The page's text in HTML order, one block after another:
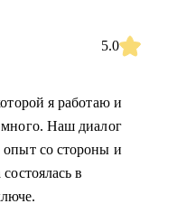
5.0
я работаю и
много. Наш диалог
опыт со стороны и
в